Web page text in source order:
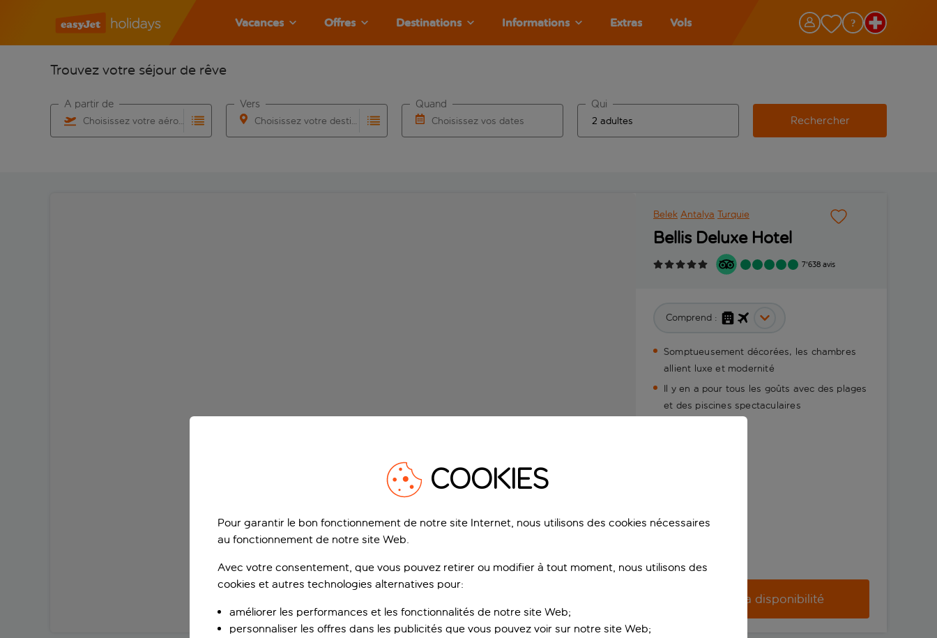
Vacances Offres Destinations Informations Extras Vols
Trouvez votre séjour de rêve
Choisissez votre aéroport
À partir de
Choisissez votre destination
Vers
Choisissez vos dates
Quand Qui
Rechercher
Belek Antalya Turquie
Bellis Deluxe Hotel
7'638 avis
Comprend :
Somptueusement décorées, les chambres
allient luxe et modernité
Il y en a pour tous les goûts avec des plages
et des piscines spectaculaires
Vérifier la disponibilité
COOKIES
Pour garantir le bon fonctionnement de notre site Internet, nous utilisons des cookies nécessaires
au fonctionnement de notre site Web.
Avec votre consentement, que vous pouvez retirer ou modifier à tout moment, nous utilisons des
cookies et autres technologies alternatives pour:
améliorer les performances et les fonctionnalités de notre site Web;
personnaliser les offres dans les publicités que vous pouvez voir sur notre site Web;